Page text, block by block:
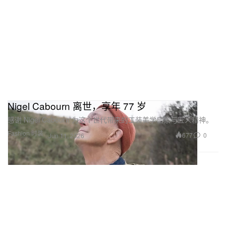
Fashion 时装
Nigel Cabourn 离世，享年 77 岁
感谢 Nigel Cabourn 为这个世代带来的工装美学启蒙与匠人精神。
Jun 11, 2026 677 0